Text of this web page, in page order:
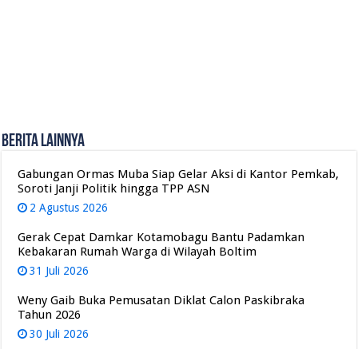
Berita Lainnya
Gabungan Ormas Muba Siap Gelar Aksi di Kantor Pemkab,
Soroti Janji Politik hingga TPP ASN
2 Agustus 2026
Gerak Cepat Damkar Kotamobagu Bantu Padamkan
Kebakaran Rumah Warga di Wilayah Boltim
31 Juli 2026
Weny Gaib Buka Pemusatan Diklat Calon Paskibraka
Tahun 2026
30 Juli 2026